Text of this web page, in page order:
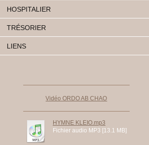
HOSPITALIER
TRÉSORIER
LIENS
Vidéo ORDO AB CHAO
HYMNE KLEIO.mp3
Fichier audio MP3 [13.1 MB]